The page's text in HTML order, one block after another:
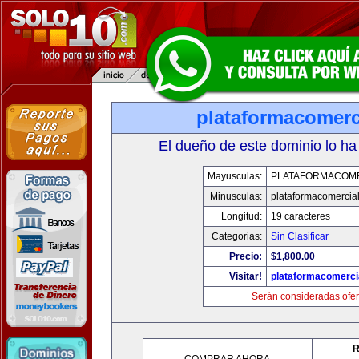
El dueño de este dominio lo
Mayusculas:
Minusculas:
Longitud:
19 caracteres
Categorias:
Sin Clasificar
Precio:
$1,800.00
Visitar!
Serán consideradas